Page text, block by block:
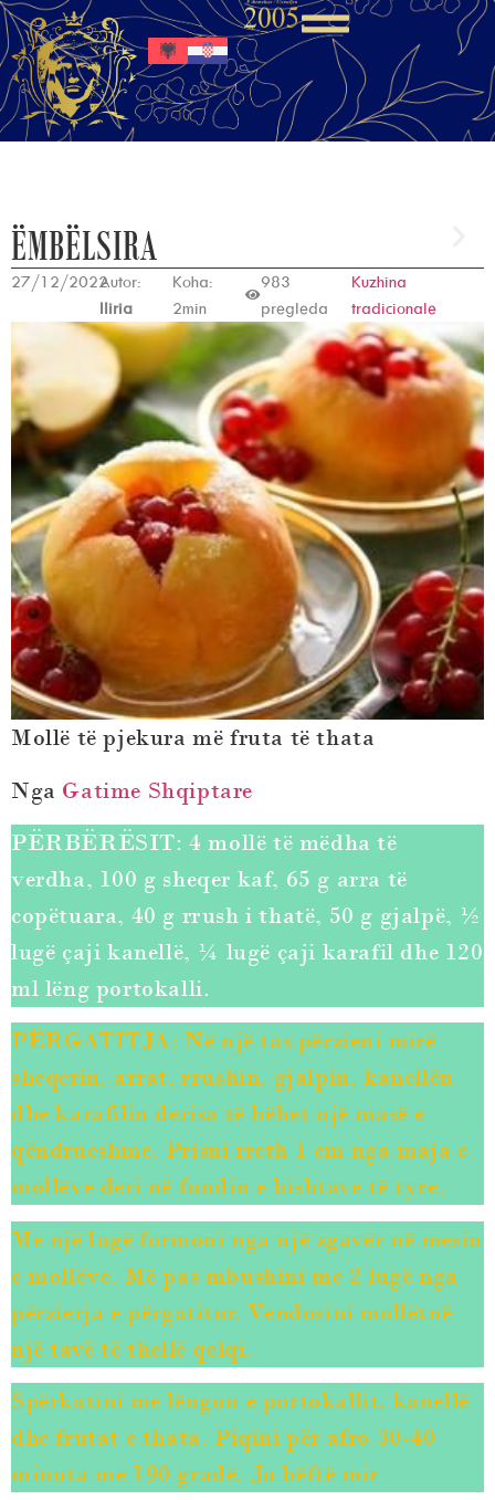
ËMBËLSIRA
27/12/2022Autor:
Iliria
Koha:
2min
983
pregleda
Kuzhina
tradicionale
Mollë të pjekura më fruta të thata
Nga Gatime Shqiptare
PËRBËRËSIT: 4 mollë të mëdha të
verdha, 100 g sheqer kaf, 65 g arra të
copëtuara, 40 g rrush i thatë, 50 g gjalpë, ½
lugë çaji kanellë, ¼ lugë çaji karafil dhe 120
ml lëng portokalli.
PËRGATITJA: Në një tas përzieni mirë
sheqerin, arrat, rrushin, gjalpin, kanellën
dhe karafilin derisa të bëhet një masë e
qëndrueshme. Prisni rreth 1 cm nga maja e
mollëve deri në fundin e bishtave të tyre.
Me një lugë formoni nga një zgavër në mesin
e mollëve. Më pas mbushini me 2 lugë nga
përzierja e përgatitur. Vendosini mollëtnë
një tavë të thellë qelqi.
Spërkatini me lëngun e portokallit, kanellë
dhe frutat e thata. Piqini për afro 30-40
minuta me 190 gradë. Ju bëftë mir